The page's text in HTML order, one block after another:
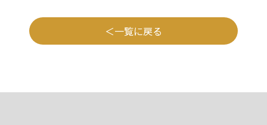
一覧に戻る